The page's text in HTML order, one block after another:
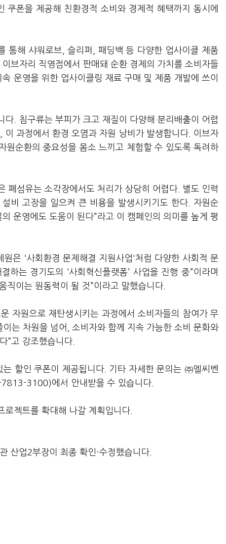
폰을 제공해 친환경적 소비와 경제적 혜택까지 동시에
통해 샤워로브, 슬리퍼, 패딩백 등 다양한 업사이클 제품
브자리 직영점에서 판매돼 순환 경제의 가치를 소비자들
운영을 위한 업사이클링 재료 구매 및 제품 개발에 쓰이
. 침구류는 부피가 크고 재질이 다양해 분리배출이 어렵
과정에서 환경 오염과 자원 낭비가 발생합니다. 이브자
원순환의 중요성을 몸소 느끼고 체험할 수 있도록 독려하
폐섬유는 소각장에서도 처리가 상당히 어렵다. 별도 인력
비 고장을 일으켜 큰 비용을 발생시키기도 한다. 자원순
운영에도 도움이 된다”라고 이 캠페인의 의미를 높게 평
은 '사회환경 문제해결 지원사업'처럼 다양한 사회적 문
는 경기도의 ‘사회혁신플랫폼’ 사업을 진행 중”이라며
직이는 원동력이 될 것”이라고 말했습니다.
자원으로 재탄생시키는 과정에서 소비자들의 참여가 무
는 차원을 넘어, 소비자와 함께 지속 가능한 소비 문화와
”고 강조했습니다.
할인 쿠폰이 제공됩니다. 기타 자세한 문의는 ㈜엘씨벤
3100)에서 안내받을 수 있습니다.
젝트를 확대해 나갈 계획입니다.
산업2부장이 최종 확인·수정했습니다.